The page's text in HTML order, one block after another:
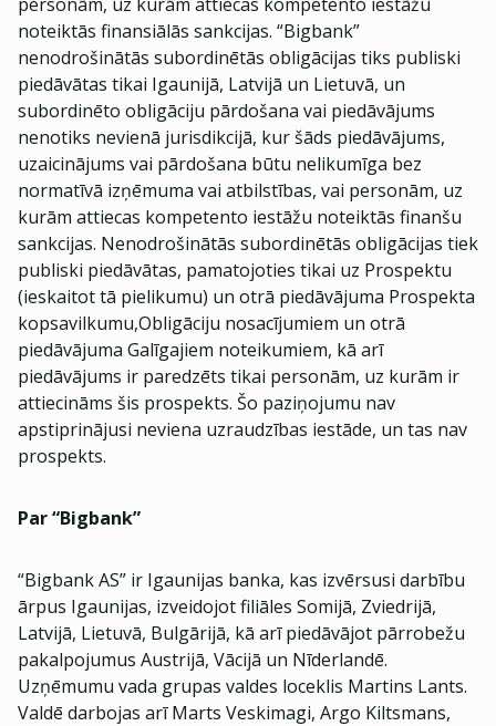
noteiktās finansiālās sankcijas. “Bigbank”
nenodrošinātās subordinētās obligācijas tiks publiski
piedāvātas tikai Igaunijā, Latvijā un Lietuvā, un
subordinēto obligāciju pārdošana vai piedāvājums
nenotiks nevienā jurisdikcijā, kur šāds piedāvājums,
uzaicinājums vai pārdošana būtu nelikumīga bez
normatīvā izņēmuma vai atbilstības, vai personām, uz
kurām attiecas kompetento iestāžu noteiktās finanšu
sankcijas. Nenodrošinātās subordinētās obligācijas tiek
publiski piedāvātas, pamatojoties tikai uz Prospektu
(ieskaitot tā pielikumu) un otrā piedāvājuma Prospekta
kopsavilkumu,Obligāciju nosacījumiem un otrā
piedāvājuma Galīgajiem noteikumiem, kā arī
piedāvājums ir paredzēts tikai personām, uz kurām ir
attiecināms šis prospekts. Šo paziņojumu nav
apstiprinājusi neviena uzraudzības iestāde, un tas nav
prospekts.
Par “Bigbank”
“Bigbank AS” ir Igaunijas banka, kas izvērsusi darbību
ārpus Igaunijas, izveidojot filiāles Somijā, Zviedrijā,
Latvijā, Lietuvā, Bulgārijā, kā arī piedāvājot pārrobežu
pakalpojumus Austrijā, Vācijā un Nīderlandē.
Uzņēmumu vada grupas valdes loceklis Martins Lants.
Valdē darbojas arī Marts Veskimagi, Argo Kiltsmans,